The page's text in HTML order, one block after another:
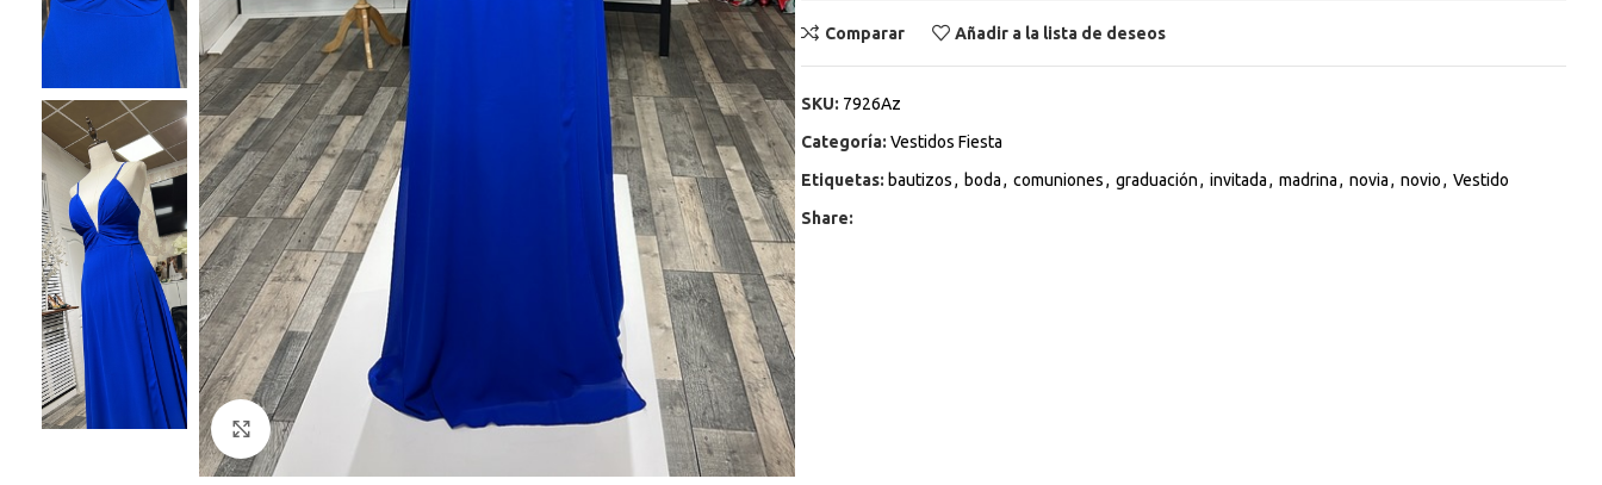
Haga Click para agrandar
Comparar Añadir a la lista de deseos
SKU: 7926Az
Categoría: Vestidos Fiesta
Etiquetas: bautizos, boda, comuniones, graduación, invitada, madrina, novia, novio, Vestido
Share: